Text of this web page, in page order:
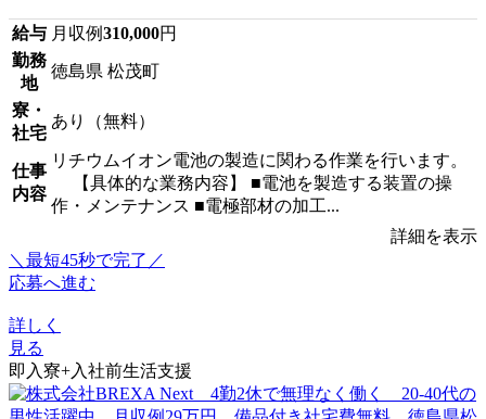
給与 月収例310,000円
勤務
地
徳島県 松茂町
寮・
社宅
あり（無料）
仕事
内容
リチウムイオン電池の製造に関わる作業を行います。
【具体的な業務内容】 ■電池を製造する装置の操
作・メンテナンス ■電極部材の加工...
詳細を表示
＼最短45秒で完了／
応募へ進む
詳しく
見る
即入寮+入社前生活支援